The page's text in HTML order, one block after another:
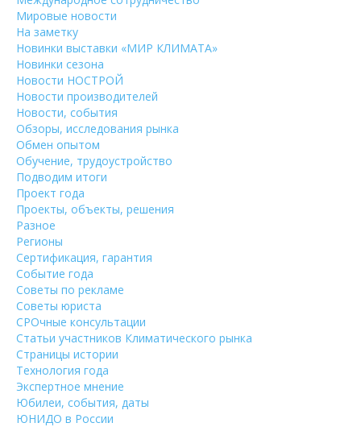
Мировые новости
На заметку
Новинки выставки «МИР КЛИМАТА»
Новинки сезона
Новости НОСТРОЙ
Новости производителей
Новости, события
Обзоры, исследования рынка
Обмен опытом
Обучение, трудоустройство
Подводим итоги
Проект года
Проекты, объекты, решения
Разное
Регионы
Сертификация, гарантия
Событие года
Советы по рекламе
Советы юриста
СРОчные консультации
Статьи участников Климатического рынка
Страницы истории
Технология года
Экспертное мнение
Юбилеи, события, даты
ЮНИДО в России